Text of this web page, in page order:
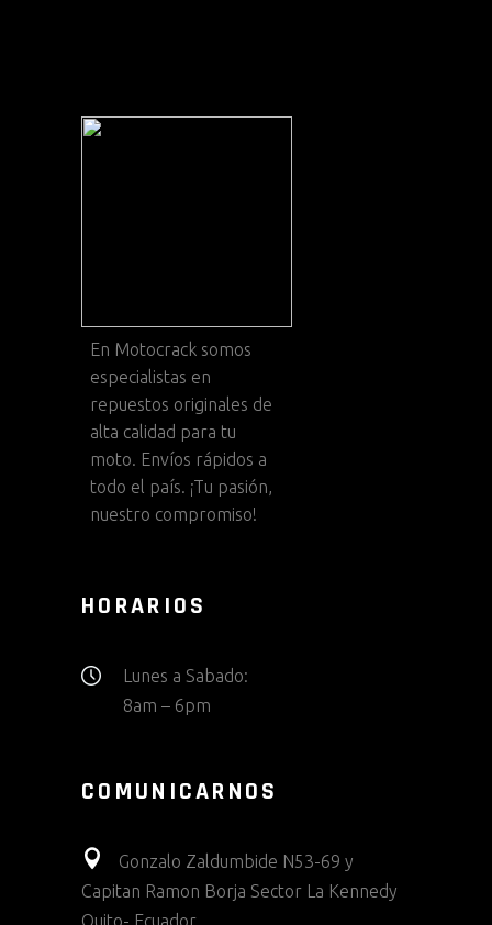
En Motocrack somos
especialistas en
repuestos originales de
alta calidad para tu
moto. Envíos rápidos a
todo el país. ¡Tu pasión,
nuestro compromiso!
HORARIOS
Lunes a Sabado:
8am – 6pm
COMUNICARNOS
Gonzalo Zaldumbide N53-69 y
Capitan Ramon Borja Sector La Kennedy
Quito- Ecuador